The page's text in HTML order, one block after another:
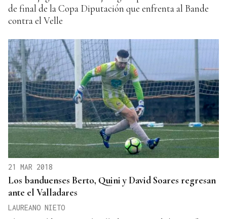
de final de la Copa Diputación que enfrenta al Bande
contra el Velle
21 MAR 2018
Los banduenses Berto, Quini y David Soares regresan
ante el Valladares
LAUREANO NIETO